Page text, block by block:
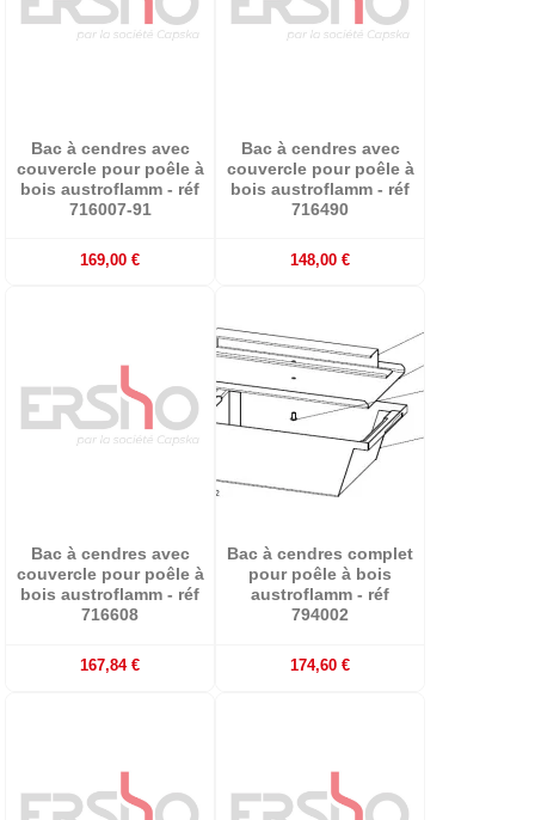
Bac à cendres avec
couvercle pour poêle à
bois austroflamm - réf
716007-91
169,00 €
Bac à cendres avec
couvercle pour poêle à
bois austroflamm - réf
716490
148,00 €
Bac à cendres avec
couvercle pour poêle à
bois austroflamm - réf
716608
167,84 €
Bac à cendres complet
pour poêle à bois
austroflamm - réf
794002
174,60 €